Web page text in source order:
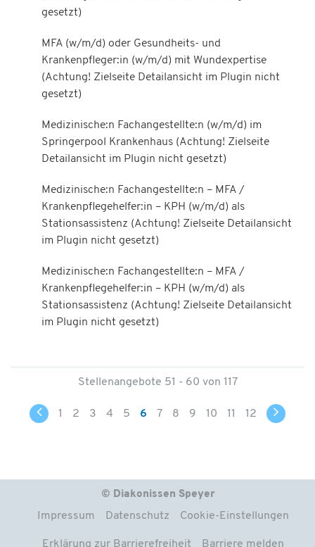
gesetzt)
MFA (w/m/d) oder Gesundheits- und
Krankenpfleger:in (w/m/d) mit Wundexpertise
(Achtung! Zielseite Detailansicht im Plugin nicht
gesetzt)
Medizinische:n Fachangestellte:n (w/m/d) im
Springerpool Krankenhaus (Achtung! Zielseite
Detailansicht im Plugin nicht gesetzt)
Medizinische:n Fachangestellte:n – MFA /
Krankenpflegehelfer:in – KPH (w/m/d) als
Stationsassistenz (Achtung! Zielseite Detailansicht
im Plugin nicht gesetzt)
Medizinische:n Fachangestellte:n – MFA /
Krankenpflegehelfer:in – KPH (w/m/d) als
Stationsassistenz (Achtung! Zielseite Detailansicht
im Plugin nicht gesetzt)
Stellenangebote 51 - 60 von 117
1 2 3 4 5 6 7 8 9 10 11 12
© Diakonissen Speyer
Impressum Datenschutz Cookie-Einstellungen
Erklärung zur Barrierefreiheit Barriere melden